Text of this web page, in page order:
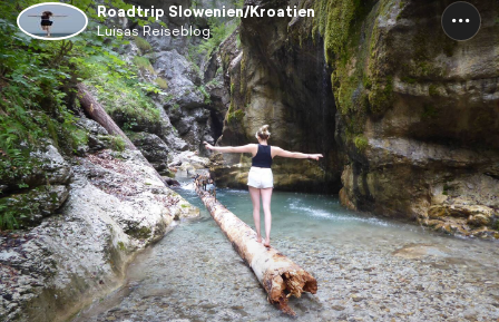
Roadtrip Slowenien/Kroatien
Luisas Reiseblog